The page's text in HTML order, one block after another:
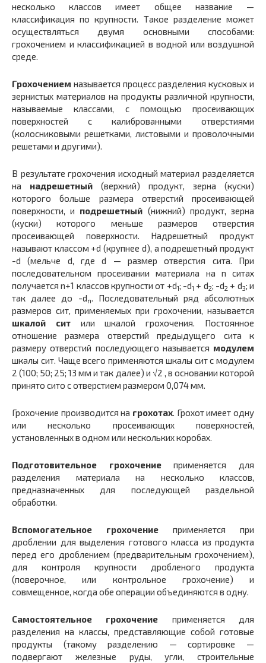
несколько классов имеет общее название —
классификация по крупности. Такое разделение может
осуществляться двумя основными способами:
грохочением и классификацией в водной или воздушной
среде.
Грохочением называется процесс разделения кусковых и
зернистых материалов на продукты различной крупности,
называемые классами, с помощью просеивающих
поверхностей с калиброванными отверстиями
(колосниковыми решетками, листовыми и проволочными
решетами и другими).
В результате грохочения исходный материал разделяется
на надрешетный (верхний) продукт, зерна (куски)
которого больше размера отверстий просеивающей
поверхности, и подрешетный (нижний) продукт, зерна
(куски) которого меньше размеров отверстия
просеивающей поверхности. Надрешетный продукт
называют классом +d (крупнее d), а подрешетный продукт
-d (мельче d, где d — размер отверстия сита. При
последовательном просеивании материала на n ситах
получается n+1 классов крупности от +d1; -d1 + d2; -d2 + d3; и
так далее до -dn. Последовательный ряд абсолютных
размеров сит, применяемых при грохочении, называется
шкалой ситили шкалой грохочения. Постоянное
отношение размера отверстий предыдущего сита к
размеру отверстий последующего называется модулем
шкалы сит. Чаще всего применяются шкалы сит с модулем
2 (100; 50; 25; 13 мм и так далее) и √2 , в основании которой
принято сито с отверстием размером 0,074 мм.
Грохочение производится на грохотах. Грохот имеет одну
или несколько просеивающих поверхностей,
установленных в одном или нескольких коробах.
Подготовительное грохочениеприменяется для
разделения материала на несколько классов,
предназначенных для последующей раздельной
обработки.
Вспомогательное грохочение применяется при
дроблении для выделения готового класса из продукта
перед его дроблением (предварительным грохочением),
для контроля крупности дробленого продукта
(поверочное, или контрольное грохочение) и
совмещенное, когда обе операции объединяются в одну.
Самостоятельное грохочение применяется для
разделения на классы, представляющие собой готовые
продукты (такому разделению — сортировке —
подвергают железные руды, угли, строительные